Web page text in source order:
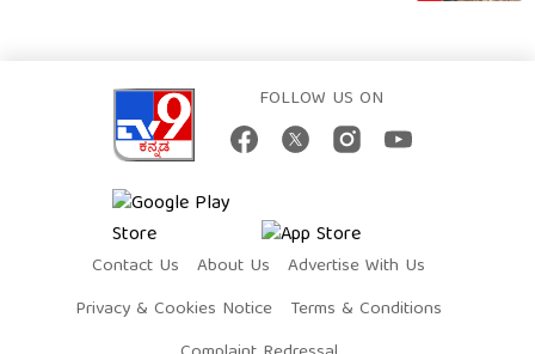
FOLLOW US ON
Contact Us About Us
Advertise With Us
Privacy & Cookies Notice
Terms & Conditions